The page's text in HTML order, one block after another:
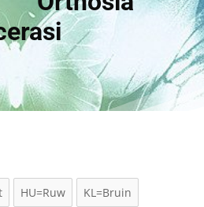
HU=Ruw KL=Bruin